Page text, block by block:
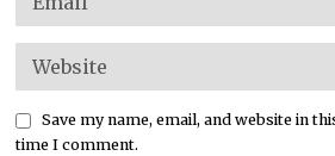
Save my name, email, and website in
time I comment.